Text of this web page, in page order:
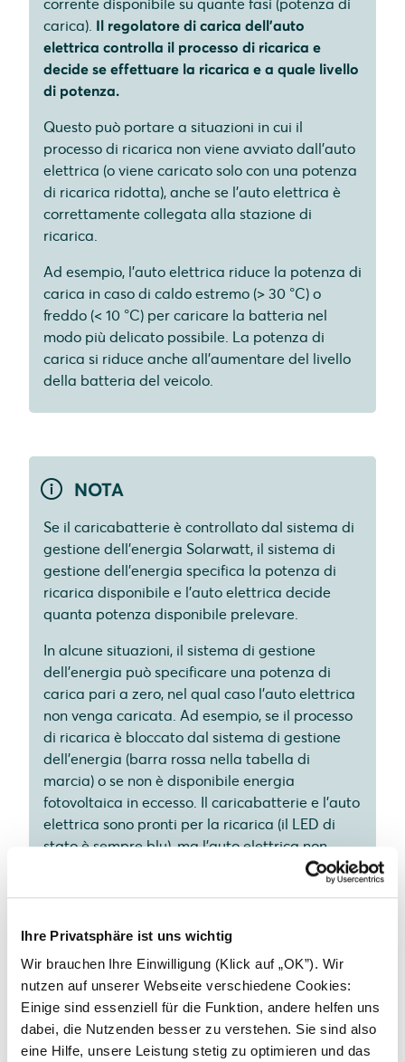
Ihre Privatsphäre ist uns wichtig
Wir brauchen Ihre Einwilligung (Klick auf „OK”). Wir
nutzen auf unserer Webseite verschiedene Cookies:
Einige sind essenziell für die Funktion, andere helfen uns
dabei, die Nutzenden besser zu verstehen. Sie sind also
eine Hilfe, unsere Leistung stetig zu optimieren und das
corrente disponibile su quante fasi (potenza di
carica). Il regolatore di carica dell'auto
elettrica controlla il processo di ricarica e
decide se effettuare la ricarica e a quale livello
di potenza.
Questo può portare a situazioni in cui il
processo di ricarica non viene avviato dall'auto
elettrica (o viene caricato solo con una potenza
di ricarica ridotta), anche se l'auto elettrica è
correttamente collegata alla stazione di
ricarica.
Ad esempio, l'auto elettrica riduce la potenza di
carica in caso di caldo estremo (> 30 °C) o
freddo (< 10 °C) per caricare la batteria nel
modo più delicato possibile. La potenza di
carica si riduce anche all'aumentare del livello
della batteria del veicolo.
NOTA
Se il caricabatterie è controllato dal sistema di
gestione dell'energia Solarwatt, il sistema di
gestione dell'energia specifica la potenza di
ricarica disponibile e l'auto elettrica decide
quanta potenza disponibile prelevare.
In alcune situazioni, il sistema di gestione
dell'energia può specificare una potenza di
carica pari a zero, nel qual caso l'auto elettrica
non venga caricata. Ad esempio, se il processo
di ricarica è bloccato dal sistema di gestione
dell'energia (barra rossa nella tabella di
marcia) o se non è disponibile energia
fotovoltaica in eccesso. Il caricabatterie e l'auto
elettrica sono pronti per la ricarica (il LED di
stato è sempre blu), ma l'auto elettrica non
Terminare il processo di ricarica
Durante il processo di ricarica, il cavo di ricarica è
saldamente bloccato e non può essere estratto. Per
annullare il processo di ricarica sono disponibili le
seguenti opzioni: